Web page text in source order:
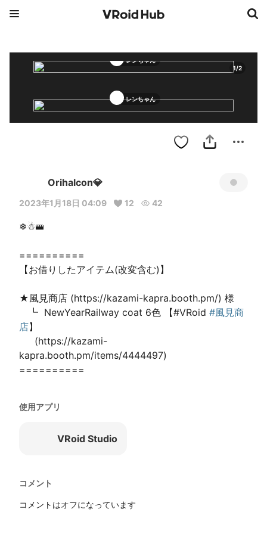
1/2
レンちゃん
レンちゃん
Orihalcon💎
2023年1月18日 04:09 12 42
❄☃🚝
==========
【お借りしたアイテム(改変含む)】
★風見商店 (https://kazami-kapra.booth.pm/) 様
┗  NewYearRailway coat 6色 【#VRoid #風見商
店】
kapra.booth.pm/items/4444497)
==========
使用アプリ
VRoid Studio
コメント
コメントはオフになっています